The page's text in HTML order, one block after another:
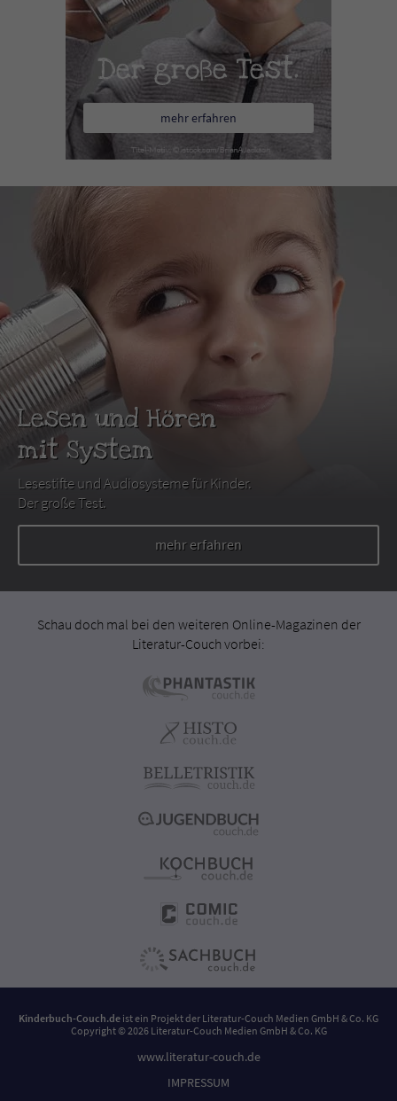
Der große Test.
mehr erfahren
Lesen und Hören
mit System
Lesestifte und Audiosysteme für Kinder.
Der große Test.
mehr erfahren
Schau doch mal bei den weiteren Online-Magazinen der
Literatur-Couch vorbei:
Kinderbuch-Couch.de ist ein Projekt der Literatur-Couch Medien GmbH & Co. KG
Copyright © 2026 Literatur-Couch Medien GmbH & Co. KG
www.literatur-couch.de
IMPRESSUM